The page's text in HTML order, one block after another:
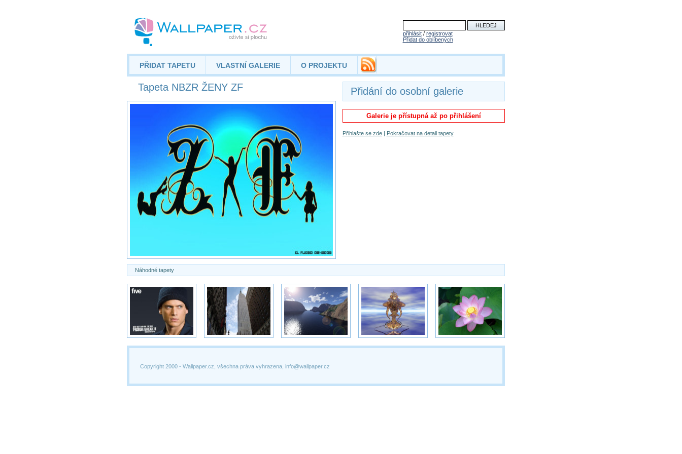
přihlásit/ registrovat
Přidat do oblíbených
PŘIDAT TAPETU VLASTNÍ GALERIE O PROJEKTU
Tapeta NBZR ŽENY ZF Přidání do osobní galerie
Galerie je přístupná až po přihlášení
Přihlašte se zde| Pokračovat na detail tapety
Náhodné tapety
Copyright 2000 - Wallpaper.cz, všechna práva vyhrazena, info@wallpaper.cz